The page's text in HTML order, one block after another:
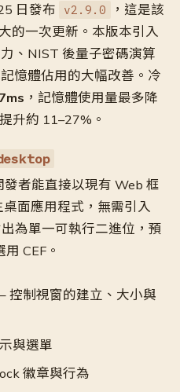
日發布 v2.9.0
，這是該
的一次更新。本版本引入
、NIST 後量子密碼演算
憶體佔用的大幅改善。冷
，記憶體使用量最多降
升約 11–27%。
發者能直接以現有 Web 框
面應用程式，無需引入
為單一可執行二進位，預
CEF。
控制視窗的建立、大小與
與選單
徽章與行為